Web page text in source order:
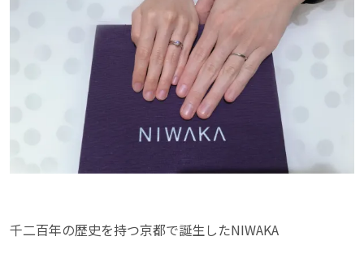
千二百年の歴史を持つ京都で誕生したNIWAKA